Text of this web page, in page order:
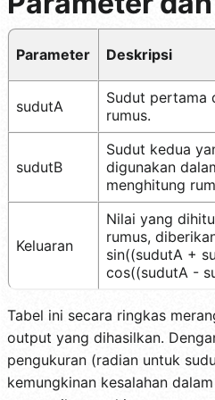
Parameter Deskripsi
sudutA
Sudut pertama
rumus.
sudutB
Sudut kedua
digunakan
menghitung
Keluaran
Nilai yang
rumus,
sin((sudutA +
cos((sudutA -
Tabel ini secara ringkas
output yang dihasilkan.
pengukuran (radian untuk
kemungkinan kesalahan